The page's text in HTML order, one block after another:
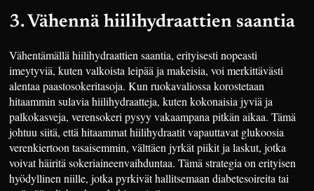
3. Vähennä hiilihydraattien saantia
Vähentämällä hiilihydraattien saantia, erityisesti nopeasti
imeytyviä, kuten valkoista leipää ja makeisia, voi merkittävästi
alentaa paastosokeritasoja. Kun ruokavaliossa korostetaan
hitaammin sulavia hiilihydraatteja, kuten kokonaisia jyviä ja
palkokasveja, verensokeri pysyy vakaampana pitkän aikaa. Tämä
johtuu siitä, että hitaammat hiilihydraatit vapauttavat glukoosia
verenkiertoon tasaisemmin, välttäen jyrkät piikit ja laskut, jotka
voivat häiritä sokeriaineenvaihduntaa. Tämä strategia on erityisen
hyödyllinen niille, jotka pyrkivät hallitsemaan diabetesoireita tai